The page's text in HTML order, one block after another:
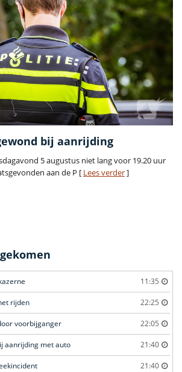
bij aanrijding
5 augustus niet lang voor 19.20 uur
aan de P [ Lees verder]
11:35
rijden 22:25
voorbijganger 22:05
aanrijding met auto 21:40
21:40